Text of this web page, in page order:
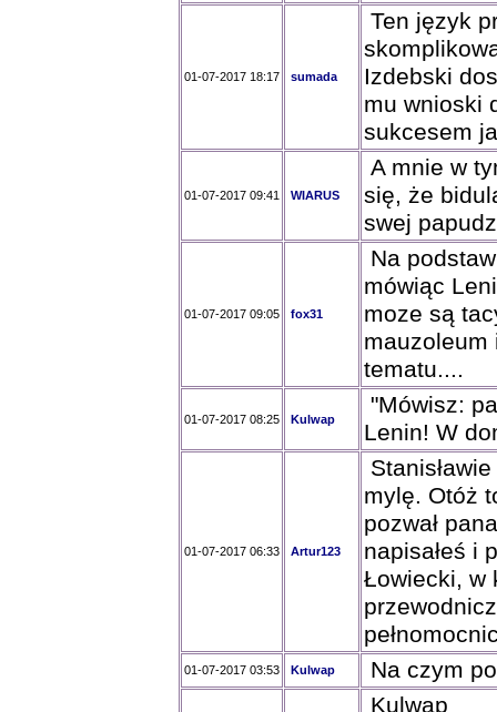
01-07-2017 18:17 sumada
Ten język
Izdebski
mu wnioski
sukcesem
01-07-2017 09:41 WIARUS
A mnie w
się, że
swej
01-07-2017 09:05 fox31
Na
mówiąc
moze są
mauzoleum
tematu....
01-07-2017 08:25 Kulwap
"Mówisz:
Lenin! W
01-07-2017 06:33 Artur123
mylę. Otóż
pozwał
napisałeś i
Łowiecki, w
01-07-2017 03:53 Kulwap Na czym
Kulwap